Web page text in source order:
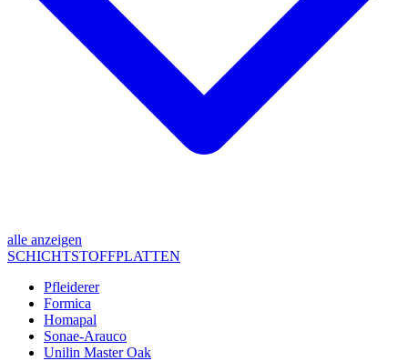
alle anzeigen
SCHICHTSTOFFPLATTEN
Pfleiderer
Formica
Homapal
Sonae-Arauco
Unilin Master Oak